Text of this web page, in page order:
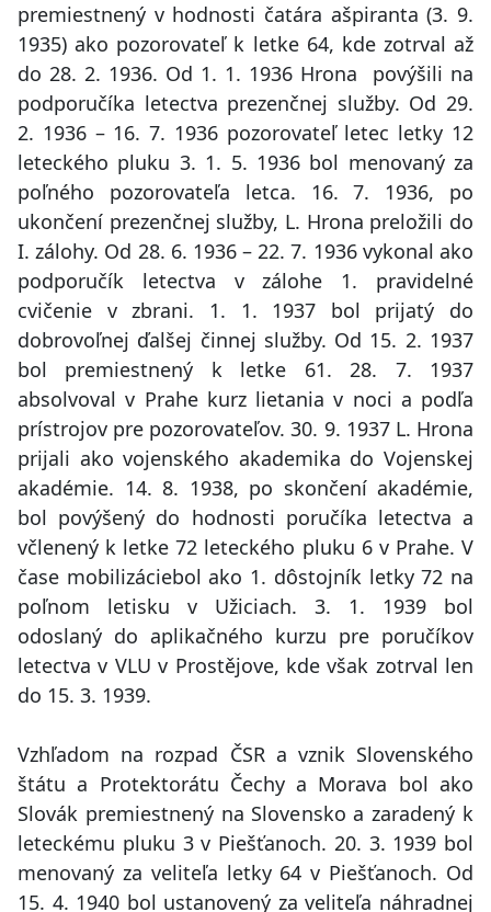
premiestnený v hodnosti čatára ašpiranta (3. 9.
1935) ako pozorovateľ k letke 64, kde zotrval až
do 28. 2. 1936. Od 1. 1. 1936 Hrona povýšili na
podporučíka letectva prezenčnej služby. Od 29.
2. 1936 – 16. 7. 1936 pozorovateľ letec letky 12
leteckého pluku 3. 1. 5. 1936 bol menovaný za
poľného pozorovateľa letca. 16. 7. 1936, po
ukončení prezenčnej služby, L. Hrona preložili do
I. zálohy. Od 28. 6. 1936 – 22. 7. 1936 vykonal ako
podporučík letectva v zálohe 1. pravidelné
cvičenie v zbrani. 1. 1. 1937 bol prijatý do
dobrovoľnej ďalšej činnej služby. Od 15. 2. 1937
bol premiestnený k letke 61. 28. 7. 1937
absolvoval v Prahe kurz lietania v noci a podľa
prístrojov pre pozorovateľov. 30. 9. 1937 L. Hrona
prijali ako vojenského akademika do Vojenskej
akadémie. 14. 8. 1938, po skončení akadémie,
bol povýšený do hodnosti poručíka letectva a
včlenený k letke 72 leteckého pluku 6 v Prahe. V
čase mobilizáciebol ako 1. dôstojník letky 72 na
poľnom letisku v Užiciach. 3. 1. 1939 bol
odoslaný do aplikačného kurzu pre poručíkov
letectva v VLU v Prostějove, kde však zotrval len
do 15. 3. 1939.
Vzhľadom na rozpad ČSR a vznik Slovenského
štátu a Protektorátu Čechy a Morava bol ako
Slovák premiestnený na Slovensko a zaradený k
leteckému pluku 3 v Piešťanoch. 20. 3. 1939 bol
menovaný za veliteľa letky 64 v Piešťanoch. Od
15. 4. 1940 bol ustanovený za veliteľa náhradnej